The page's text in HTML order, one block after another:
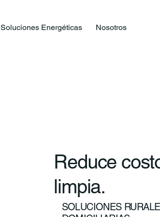
Soluciones Energéticas Nosotros
Reduce
limpia.
SOLUCIONES